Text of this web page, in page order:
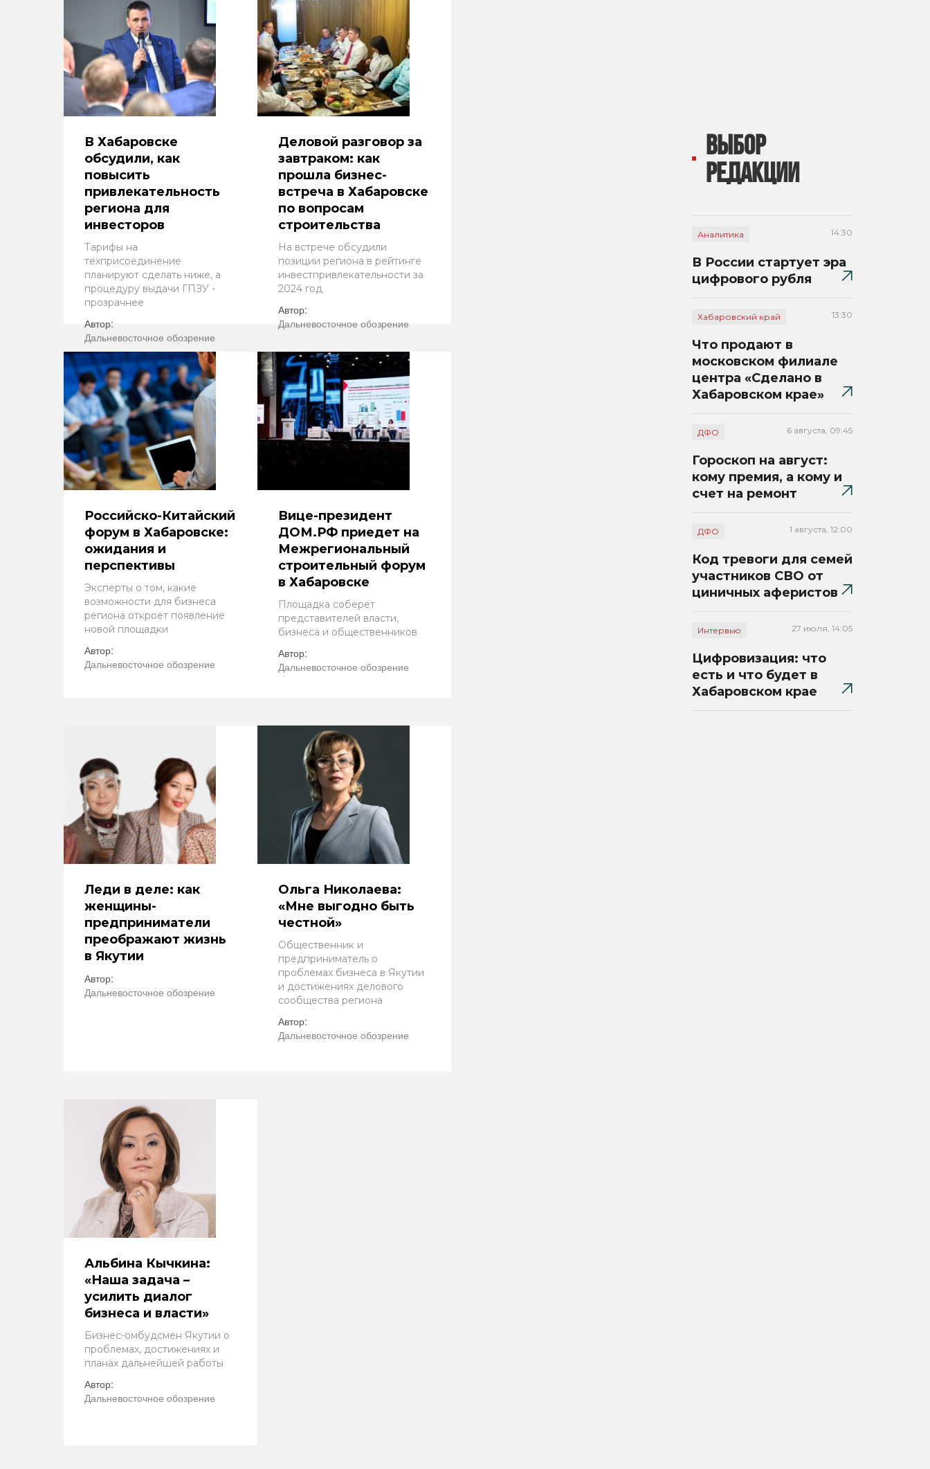
В Хабаровске
обсудили, как
повысить
привлекательность
региона для
инвесторов
Тарифы на
техприсоединение
планируют сделать ниже, а
процедуру выдачи ГПЗУ -
прозрачнее
Автор:
Дальневосточное обозрение
Деловой разговор за
завтраком: как
прошла бизнес-
встреча в Хабаровске
по вопросам
строительства
На встрече обсудили
позиции региона в рейтинге
инвестпривлекательности за
2024 год
Автор:
Дальневосточное обозрение
Российско-Китайский
форум в Хабаровске:
ожидания и
перспективы
Эксперты о том, какие
возможности для бизнеса
региона откроет появление
новой площадки
Автор:
Дальневосточное обозрение
Вице-президент
ДОМ.РФ приедет на
Межрегиональный
строительный форум
в Хабаровске
Площадка соберет
представителей власти,
бизнеса и общественников
Автор:
Дальневосточное обозрение
Леди в деле: как
женщины-
предприниматели
преображают жизнь
в Якутии
Автор:
Дальневосточное обозрение
Ольга Николаева:
«Мне выгодно быть
честной»
Общественник и
предприниматель о
проблемах бизнеса в Якутии
и достижениях делового
сообщества региона
Автор:
Дальневосточное обозрение
Альбина Кычкина:
«Наша задача –
усилить диалог
бизнеса и власти»
Бизнес-омбудсмен Якутии о
проблемах, достижениях и
планах дальнейшей работы
Автор:
Дальневосточное обозрение
ВЫБОР
РЕДАКЦИИ
Аналитика 14:30
В России стартует эра
цифрового рубля
Хабаровский край 13:30
Что продают в
московском филиале
центра «Сделано в
Хабаровском крае»
ДФО 6 августа, 09:45
Гороскоп на август:
кому премия, а кому и
счет на ремонт
ДФО 1 августа, 12:00
Код тревоги для семей
участников СВО от
циничных аферистов
Интервью 27 июля, 14:05
Цифровизация: что
есть и что будет в
Хабаровском крае